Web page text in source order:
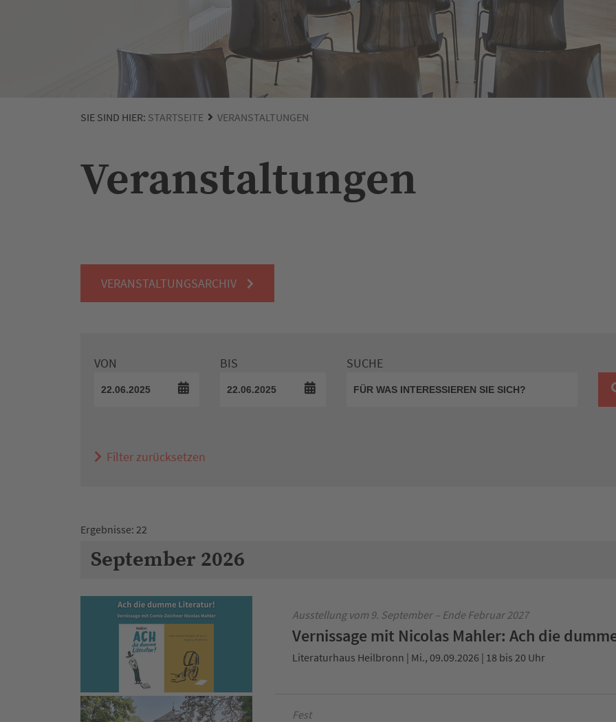
SIE SIND HIER: STARTSEITE VERANSTALTUNGEN
Veranstaltungen
VERANSTALTUNGSARCHIV
VON BIS SUCHE
Filter zurücksetzen
Ergebnisse: 22
September 2026
Ausstellung vom 9. September – Ende Februar 2027
Vernissage mit Nicolas Mahler: Ach die
Literaturhaus Heilbronn | Mi., 09.09.2026 | 18 bis 20 Uhr
Fest